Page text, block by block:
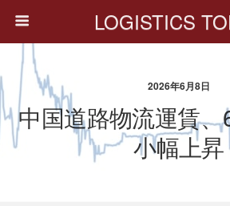
LOGISTICS
2026年6月8日
中国道路物流運賃
小幅上昇